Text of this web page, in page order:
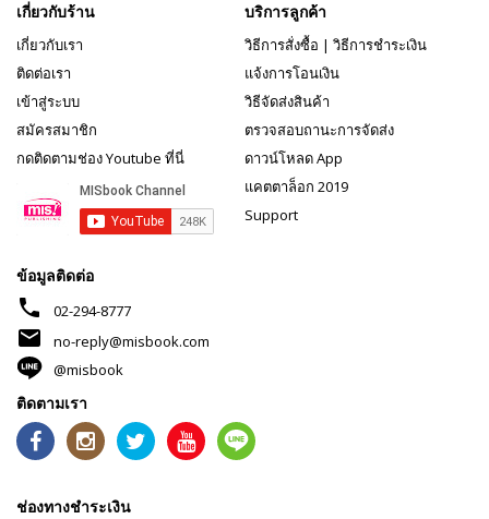
เกี่ยวกับร้าน
เกี่ยวกับเรา
ติดต่อเรา
เข้าสู่ระบบ
สมัครสมาชิก
กดติดตามช่อง Youtube ที่นี่
บริการลูกค้า
วิธีการสั่งซื้อ | วิธีการชำระเงิน
แจ้งการโอนเงิน
วิธีจัดส่งสินค้า
ตรวจสอบถานะการจัดส่ง
ดาวน์โหลด App
แคตตาล็อก 2019
Support
ข้อมูลติดต่อ
phone 02-294-8777
mail
no-reply@misbook.com
@misbook
ติดตามเรา
ช่องทางชำระเงิน